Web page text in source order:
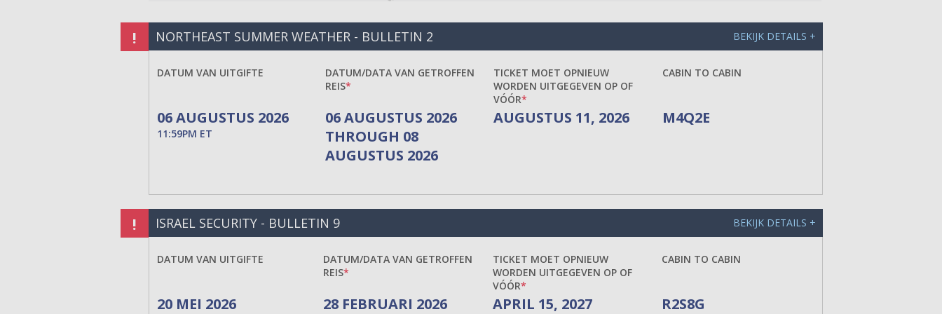
! NORTHEAST SUMMER WEATHER - BULLETIN 2 BEKIJK DETAILS +
DATUM VAN UITGIFTE
DATUM/DATA VAN GETROFFEN
REIS
TICKET MOET OPNIEUW
WORDEN UITGEGEVEN OP OF
VÓÓR
CABIN TO CABIN
06 AUGUSTUS 2026
11:59PM ET
06 AUGUSTUS 2026
THROUGH 08
AUGUSTUS 2026
AUGUSTUS 11, 2026 M4Q2E
! ISRAEL SECURITY - BULLETIN 9 BEKIJK DETAILS +
DATUM VAN UITGIFTE
DATUM/DATA VAN GETROFFEN
REIS
TICKET MOET OPNIEUW
WORDEN UITGEGEVEN OP OF
VÓÓR
CABIN TO CABIN
20 MEI 2026
28 FEBRUARI 2026
APRIL 15, 2027 R2S8G